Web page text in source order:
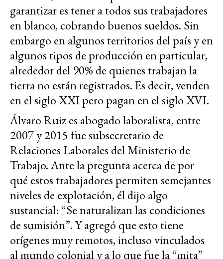
garantizar es tener a todos sus trabajadores
en blanco, cobrando buenos sueldos. Sin
embargo en algunos territorios del país y en
algunos tipos de producción en particular,
alrededor del 90% de quienes trabajan la
tierra no están registrados. Es decir, venden
en el siglo XXI pero pagan en el siglo XVI.
Álvaro Ruiz es abogado laboralista, entre
2007 y 2015 fue subsecretario de
Relaciones Laborales del Ministerio de
Trabajo. Ante la pregunta acerca de por
qué estos trabajadores permiten semejantes
niveles de explotación, él dijo algo
sustancial: “Se naturalizan las condiciones
de sumisión”. Y agregó que esto tiene
orígenes muy remotos, incluso vinculados
al mundo colonial y a lo que fue la “mita”